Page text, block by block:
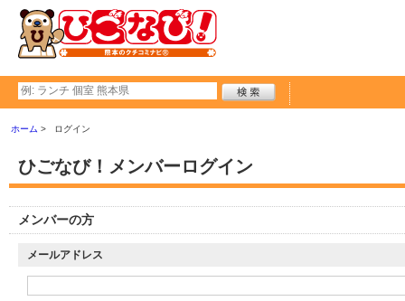
ホーム ログイン
ひごなび！メンバーログイン
メンバーの方
メールアドレス